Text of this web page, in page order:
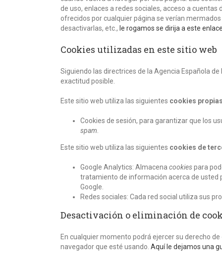
de uso, enlaces a redes sociales, acceso a cuentas
ofrecidos por cualquier página se verían
desactivarlas, etc., le rogamos se dirija a este
Cookies utilizadas en este sitio web
Siguiendo las directrices de la Agencia Española
exactitud posible.
Este sitio web utiliza las siguientes cookies
Cookies de sesión, para garantizar que los
spam
Este sitio web utiliza las siguientes cookies de
Google Analytics: Almacena cookiespara
tratamiento de información acerca de usted
Google.
Redes sociales: Cada red social utiliza sus
Desactivación o eliminación de
En cualquier momento podrá ejercer su derecho
navegador que esté usando. Aquí le dejamos una